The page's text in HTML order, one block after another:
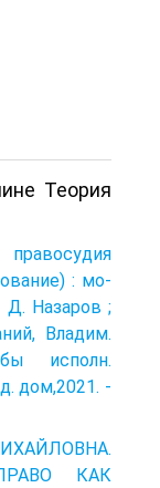
Теория
: мо­
Д. Назаров ;
Владим.
исполн.
дом,2021. -
КАК